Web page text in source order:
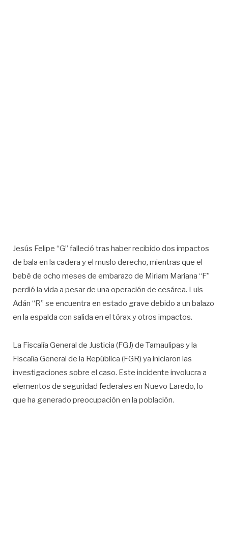
Jesús Felipe “G” falleció tras haber recibido dos impactos
de bala en la cadera y el muslo derecho, mientras que el
bebé de ocho meses de embarazo de Miriam Mariana “F”
perdió la vida a pesar de una operación de cesárea. Luis
Adán “R” se encuentra en estado grave debido a un balazo
en la espalda con salida en el tórax y otros impactos.
La Fiscalía General de Justicia (FGJ) de Tamaulipas y la
Fiscalía General de la República (FGR) ya iniciaron las
investigaciones sobre el caso. Este incidente involucra a
elementos de seguridad federales en Nuevo Laredo, lo
que ha generado preocupación en la población.